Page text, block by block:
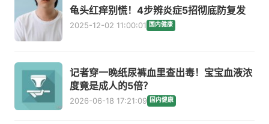
龟头红痒别慌！4步辨炎症5招彻底防复发
2025-12-02 11:00:01 国内健康
记者穿一晚纸尿裤血里查出毒！宝宝血液浓
度竟是成人的5倍？
2026-06-18 17:21:09 国内健康